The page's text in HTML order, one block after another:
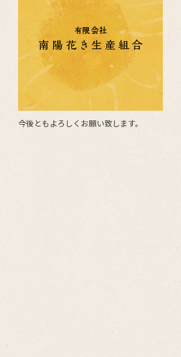
b
o
o
k
今後ともよろしくお願い致します。